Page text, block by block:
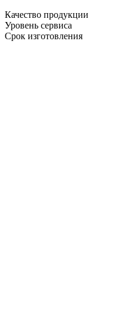
Качество продукции
Уровень сервиса
Срок изготовления